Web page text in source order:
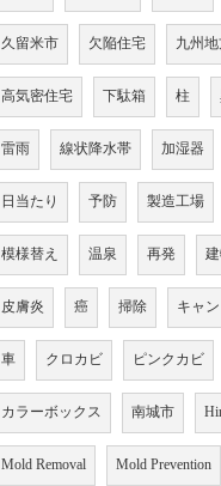
久留米市 欠陥住宅 九州
高気密住宅 下駄箱 柱
雷雨 線状降水帯 加湿器
日当たり 予防 製造工場
模様替え 温泉 再発
皮膚炎 癌 掃除 キャ
車 クロカビ ピンクカビ
カラーボックス 南城市
Mold Removal Mold Prevention